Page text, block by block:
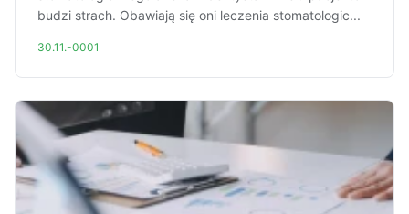
budzi strach. Obawiają się oni leczenia stomatologic...
30.11.-0001